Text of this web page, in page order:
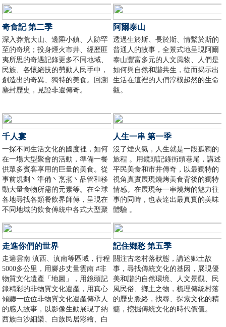
奇食記 第二季
深入莽荒大山、邊陲小鎮、人跡罕
至的奇境；投身煙火市井、經歷匪
夷所思的奇遇記錄更多不同地域、
民族、各懷絕技的勞動人民手中，
創造出的奇異、獨特的美食。回溯
塵封歷史，見證非遺傳奇。
阿爾泰山
透過生於斯、長於斯、情繫於斯的
普通人的故事，全景式地呈現阿爾
泰山豐富多元的人文風物、人們是
如何與自然和諧共生，從而揭示出
生活在這裡的人們淳樸超然的生命
觀。
千人宴
一探不同生活文化的國度裡，如何
在一場大型聚會的活動，準備一餐
供眾多賓客享用的巨量的美食。從
事前規劃丶準備丶烹煮丶品管和移
動大量食物所需的元素等。在全球
各地尋找各類餐飲界師傅，呈現在
不同地域的飲食傅統中各式大型聚
人生一串 第一季
沒了煙火氣，人生就是一段孤獨的
旅程 。用鏡頭記錄街頭巷尾，講述
平民美食和市井傳奇，以最獨特的
視角真實展現燒烤美食背後的獨特
情感。在展現每一串燒烤的魅力往
事的同時，也表達出最真實的美味
體驗 。
走進你們的世界
走遍雲南 滇西、滇南等區域，行程
5000多公里，用腳步丈量雲南 #非
物質文化遺產「地圖」，用鏡頭記
錄精彩的非物質文化遺產，用真心
傾聽一位位非物質文化遺產傳承人
的感人故事，以影像生動展現了納
西族白沙細樂、白族民居彩繪、白
記住鄉愁 第五季
關注古老村落狀態，講述鄉土故
事，尋找傳統文化的基因，展現優
美和諧的自然環境、人文景觀、民
風民俗、鄉土之物，梳理傳統村落
的歷史脈絡，找尋、探索文化的精
髓，挖掘傳統文化的時代價值。